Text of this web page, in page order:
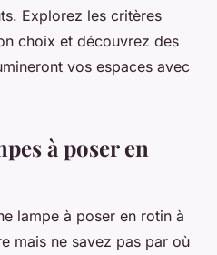
Explorez les critères
choix et découvrez des
vos espaces avec
à poser en
lampe à poser en rotin à
mais ne savez pas par où